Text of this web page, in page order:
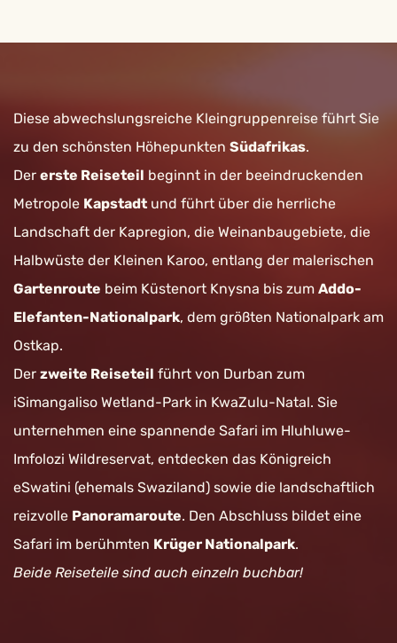
Diese abwechslungsreiche Kleingruppenreise führt Sie
zu den schönsten Höhepunkten Südafrikas.
Der erste Reiseteil beginnt in der beeindruckenden
Metropole Kapstadt und führt über die herrliche
Landschaft der Kapregion, die Weinanbaugebiete, die
Halbwüste der Kleinen Karoo, entlang der malerischen
Gartenroute beim Küstenort Knysna bis zum Addo-
Elefanten-Nationalpark, dem größten Nationalpark am
Ostkap.
Der zweite Reiseteil führt von Durban zum
iSimangaliso Wetland-Park in KwaZulu-Natal. Sie
unternehmen eine spannende Safari im Hluhluwe-
Imfolozi Wildreservat, entdecken das Königreich
eSwatini (ehemals Swaziland) sowie die landschaftlich
reizvolle Panoramaroute. Den Abschluss bildet eine
Safari im berühmten Krüger Nationalpark.
Beide Reiseteile sind auch einzeln buchbar!